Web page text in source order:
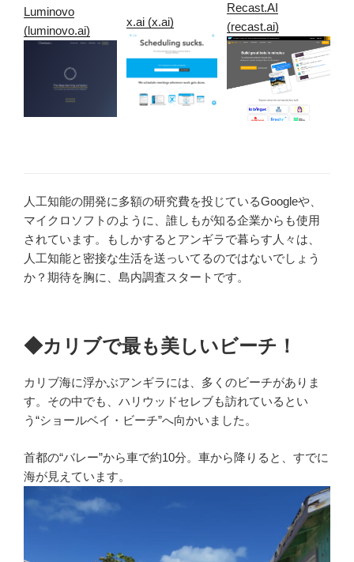
Luminovo
(luminovo.ai)
x.ai (x.ai)
Recast.AI
(recast.ai)
人工知能の開発に多額の研究費を投じているGoogleや、
マイクロソフトのように、誰しもが知る企業からも使用
されています。もしかするとアンギラで暮らす人々は、
人工知能と密接な生活を送っいてるのではないでしょう
か？期待を胸に、島内調査スタートです。
◆カリブで最も美しいビーチ！
カリブ海に浮かぶアンギラには、多くのビーチがありま
す。その中でも、ハリウッドセレブも訪れているとい
う“ショールベイ・ビーチ”へ向かいました。
首都の“バレー”から車で約10分。車から降りると、すでに
海が見えています。